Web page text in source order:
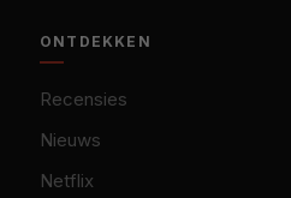
ONTDEKKEN
Recensies
Nieuws
Netflix